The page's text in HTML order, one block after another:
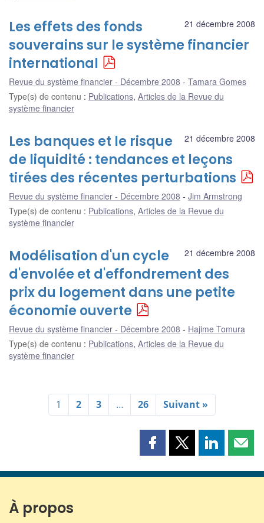
21 décembre 2008
Les effets des fonds
souverains sur le système financier
international
Revue du système financier - Décembre 2008
Tamara Gomes
Type(s) de contenu : Publications, Articles de la Revue du
système financier
21 décembre 2008
Les banques et le risque
de liquidité : tendances et leçons
tirées des récentes perturbations
Revue du système financier - Décembre 2008
Jim Armstrong
Type(s) de contenu : Publications, Articles de la Revue du
système financier
21 décembre 2008
Modélisation d'un cycle
d'envolée et d'effondrement des
prix du logement dans une petite
économie ouverte
Revue du système financier - Décembre 2008
Hajime Tomura
Type(s) de contenu : Publications, Articles de la Revue du
système financier
1 2 3 … 26 Suivant »
Partager
page
Partager
page
Partager
page page
À propos